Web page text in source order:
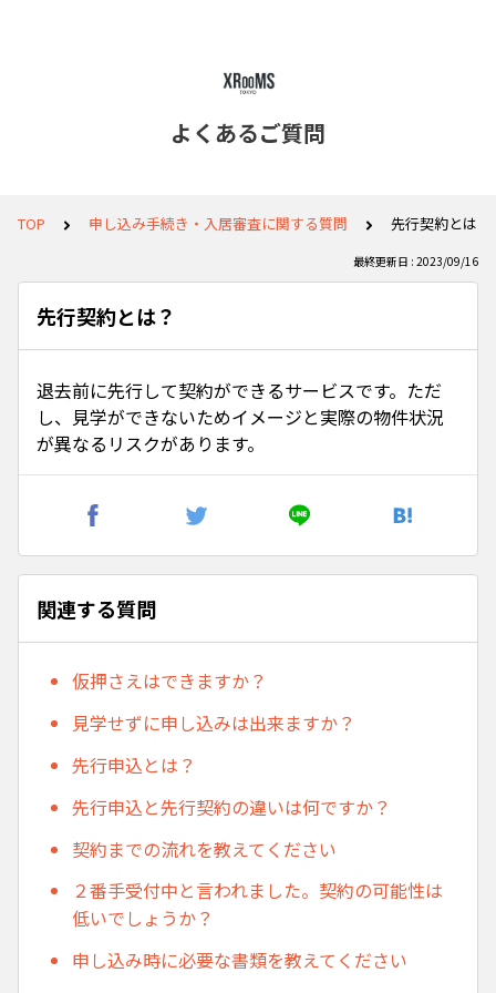
よくあるご質問
TOP 申し込み手続き・入居審査に関する質問 先行契約とは？
最終更新日 : 2023/09/16
先行契約とは？
退去前に先行して契約ができるサービスです。ただ
し、見学ができないためイメージと実際の物件状況
が異なるリスクがあります。
関連する質問
仮押さえはできますか？
見学せずに申し込みは出来ますか？
先行申込とは？
先行申込と先行契約の違いは何ですか？
契約までの流れを教えてください
２番手受付中と言われました。契約の可能性は
低いでしょうか？
申し込み時に必要な書類を教えてください